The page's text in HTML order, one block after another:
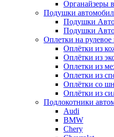
Подушки
Подушки
Подушки
Оплетки на рулевое
Оплётки из
Оплётки из
Оплетки из
Оплетки из
Оплётки со
Оплётки из
Подлокотники
Audi
BMW
Chery